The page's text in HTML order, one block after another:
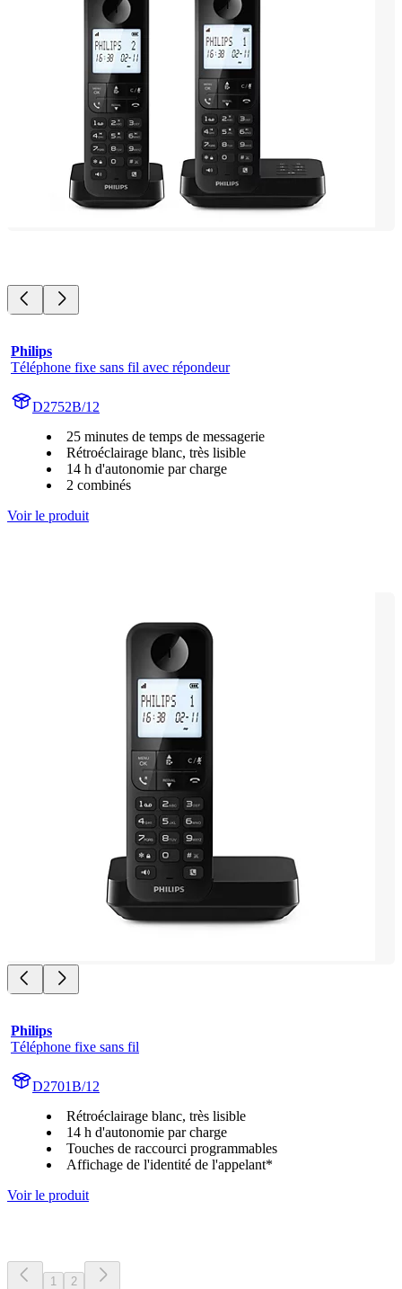
Philips
Téléphone fixe sans fil avec répondeur
D2752B/12
25 minutes de temps de messagerie
Rétroéclairage blanc, très lisible
14 h d'autonomie par charge
2 combinés
Voir le produit
Philips
Téléphone fixe sans fil
D2701B/12
Rétroéclairage blanc, très lisible
14 h d'autonomie par charge
Touches de raccourci programmables
Affichage de l'identité de l'appelant*
Voir le produit
1 2